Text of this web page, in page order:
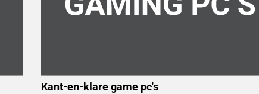
Kant-en-klare game pc's